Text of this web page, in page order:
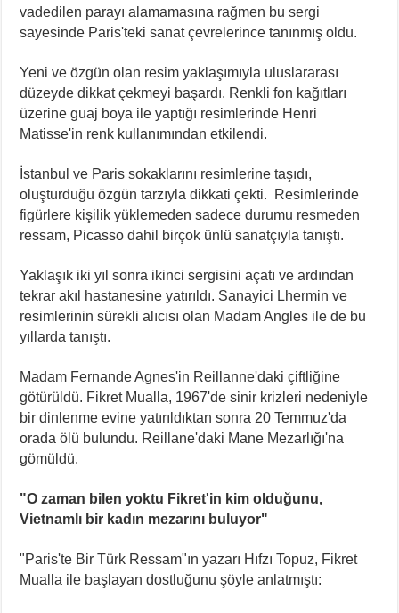
vadedilen parayı alamamasına rağmen bu sergi
sayesinde Paris'teki sanat çevrelerince tanınmış oldu.
Yeni ve özgün olan resim yaklaşımıyla uluslararası
düzeyde dikkat çekmeyi başardı. Renkli fon kağıtları
üzerine guaj boya ile yaptığı resimlerinde Henri
Matisse'in renk kullanımından etkilendi.
İstanbul ve Paris sokaklarını resimlerine taşıdı,
oluşturduğu özgün tarzıyla dikkati çekti. Resimlerinde
figürlere kişilik yüklemeden sadece durumu resmeden
ressam, Picasso dahil birçok ünlü sanatçıyla tanıştı.
Yaklaşık iki yıl sonra ikinci sergisini açatı ve ardından
tekrar akıl hastanesine yatırıldı. Sanayici Lhermin ve
resimlerinin sürekli alıcısı olan Madam Angles ile de bu
yıllarda tanıştı.
Madam Fernande Agnes'in Reillanne'daki çiftliğine
götürüldü. Fikret Mualla, 1967'de sinir krizleri nedeniyle
bir dinlenme evine yatırıldıktan sonra 20 Temmuz'da
orada ölü bulundu. Reillane'daki Mane Mezarlığı'na
gömüldü.
"O zaman bilen yoktu Fikret'in kim olduğunu,
Vietnamlı bir kadın mezarını buluyor"
"Paris'te Bir Türk Ressam"ın yazarı Hıfzı Topuz, Fikret
Mualla ile başlayan dostluğunu şöyle anlatmıştı: